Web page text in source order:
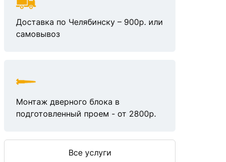
Доставка по Челябинску – 900р. или
самовывоз
Монтаж дверного блока в
подготовленный проем - от 2800р.
Все услуги